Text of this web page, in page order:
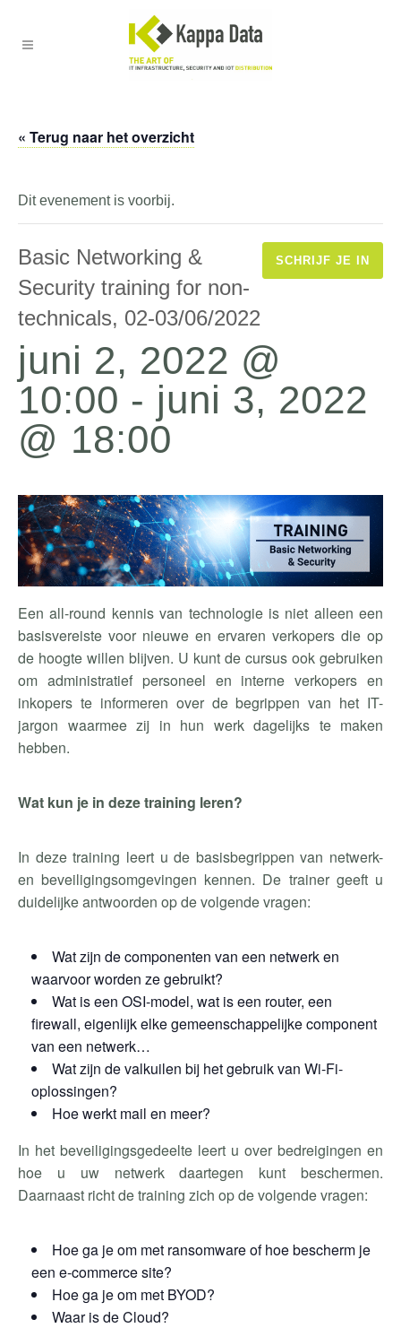
« Terug naar het overzicht
Dit evenement is voorbij.
SCHRIJF JE IN
Basic Networking &
Security training for non-
technicals, 02-03/06/2022
juni 2, 2022 @
10:00 - juni 3, 2022
@ 18:00
Een all-round kennis van technologie is niet alleen een
basisvereiste voor nieuwe en ervaren verkopers die op
de hoogte willen blijven. U kunt de cursus ook gebruiken
om administratief personeel en interne verkopers en
inkopers te informeren over de begrippen van het IT-
jargon waarmee zij in hun werk dagelijks te maken
hebben.
Wat kun je in deze training leren?
In deze training leert u de basisbegrippen van netwerk-
en beveiligingsomgevingen kennen. De trainer geeft u
duidelijke antwoorden op de volgende vragen:
Wat zijn de componenten van een netwerk en
waarvoor worden ze gebruikt?
Wat is een OSI-model, wat is een router, een
firewall, eigenlijk elke gemeenschappelijke component
van een netwerk…
Wat zijn de valkuilen bij het gebruik van Wi-Fi-
oplossingen?
Hoe werkt mail en meer?
In het beveiligingsgedeelte leert u over bedreigingen en
hoe u uw netwerk daartegen kunt beschermen.
Daarnaast richt de training zich op de volgende vragen:
Hoe ga je om met ransomware of hoe bescherm je
een e-commerce site?
Hoe ga je om met BYOD?
Waar is de Cloud?